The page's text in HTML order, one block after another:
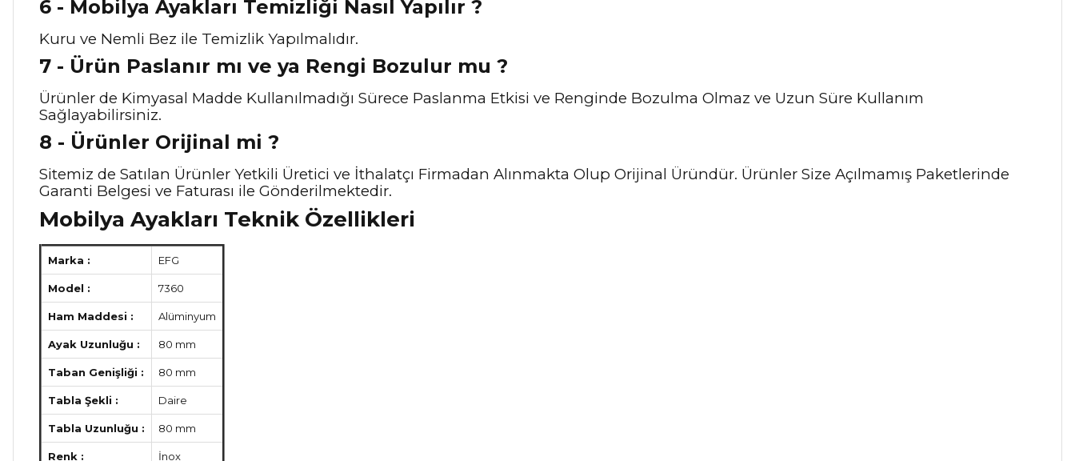
6 - Mobilya Ayakları Temizliği Nasıl Yapılır ?
Kuru ve Nemli Bez ile Temizlik Yapılmalıdır.
7 - Ürün Paslanır mı ve ya Rengi Bozulur mu ?
Ürünler de Kimyasal Madde Kullanılmadığı Sürece Paslanma Etkisi ve Renginde Bozulma Olmaz ve Uzun Süre Kullanım
Sağlayabilirsiniz.
8 - Ürünler Orijinal mi ?
Sitemiz de Satılan Ürünler Yetkili Üretici ve İthalatçı Firmadan Alınmakta Olup Orijinal Üründür. Ürünler Size Açılmamış Paketlerinde
Garanti Belgesi ve Faturası ile Gönderilmektedir.
Mobilya Ayakları Teknik Özellikleri
Marka : EFG
Model : 7360
Ham Maddesi : Alüminyum
Ayak Uzunluğu : 80 mm
Taban Genişliği : 80 mm
Tabla Şekli : Daire
Tabla Uzunluğu : 80 mm
Renk : İnox